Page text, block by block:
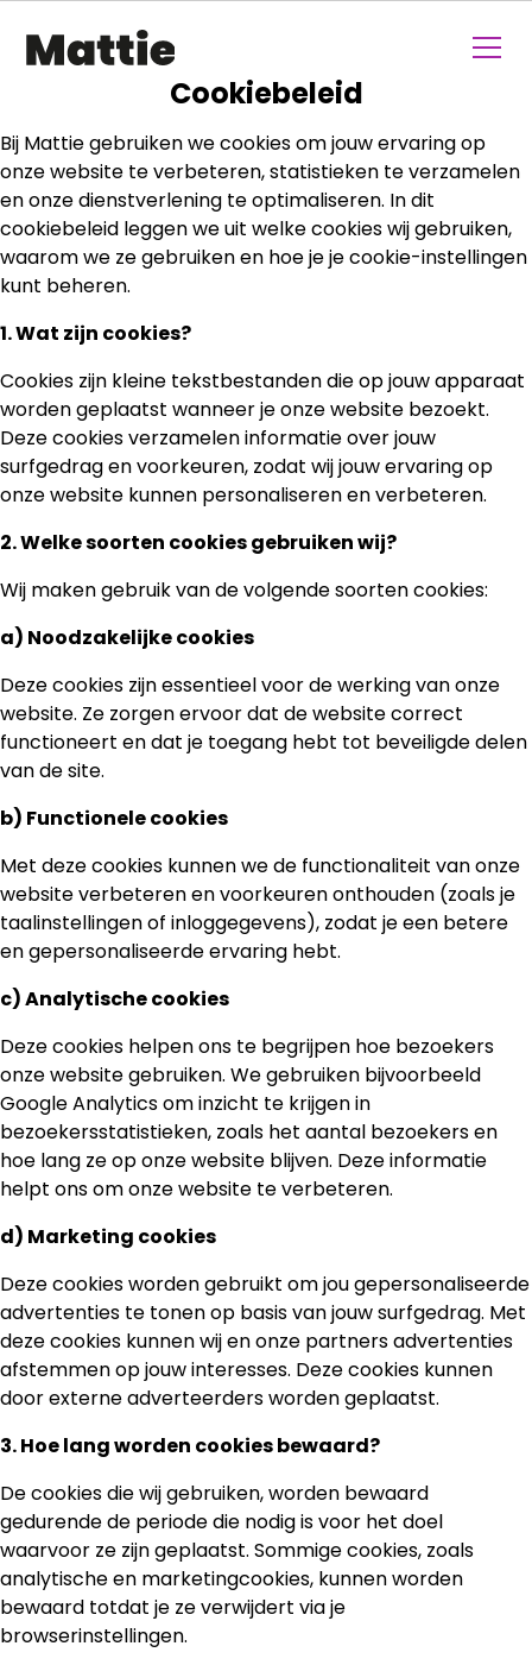
Cookiebeleid
Bij Mattie gebruiken we cookies om jouw ervaring op
onze website te verbeteren, statistieken te verzamelen
en onze dienstverlening te optimaliseren. In dit
cookiebeleid leggen we uit welke cookies wij gebruiken,
waarom we ze gebruiken en hoe je je cookie-instellingen
kunt beheren.
1. Wat zijn cookies?
Cookies zijn kleine tekstbestanden die op jouw apparaat
worden geplaatst wanneer je onze website bezoekt.
Deze cookies verzamelen informatie over jouw
surfgedrag en voorkeuren, zodat wij jouw ervaring op
onze website kunnen personaliseren en verbeteren.
2. Welke soorten cookies gebruiken wij?
Wij maken gebruik van de volgende soorten cookies:
a) Noodzakelijke cookies
Deze cookies zijn essentieel voor de werking van onze
website. Ze zorgen ervoor dat de website correct
functioneert en dat je toegang hebt tot beveiligde delen
van de site.
b) Functionele cookies
Met deze cookies kunnen we de functionaliteit van onze
website verbeteren en voorkeuren onthouden (zoals je
taalinstellingen of inloggegevens), zodat je een betere
en gepersonaliseerde ervaring hebt.
c) Analytische cookies
Deze cookies helpen ons te begrijpen hoe bezoekers
onze website gebruiken. We gebruiken bijvoorbeeld
Google Analytics om inzicht te krijgen in
bezoekersstatistieken, zoals het aantal bezoekers en
hoe lang ze op onze website blijven. Deze informatie
helpt ons om onze website te verbeteren.
d) Marketing cookies
Deze cookies worden gebruikt om jou gepersonaliseerde
advertenties te tonen op basis van jouw surfgedrag. Met
deze cookies kunnen wij en onze partners advertenties
afstemmen op jouw interesses. Deze cookies kunnen
door externe adverteerders worden geplaatst.
3. Hoe lang worden cookies bewaard?
De cookies die wij gebruiken, worden bewaard
gedurende de periode die nodig is voor het doel
waarvoor ze zijn geplaatst. Sommige cookies, zoals
analytische en marketingcookies, kunnen worden
bewaard totdat je ze verwijdert via je
browserinstellingen.